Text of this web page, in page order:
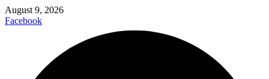
August 9, 2026
Facebook